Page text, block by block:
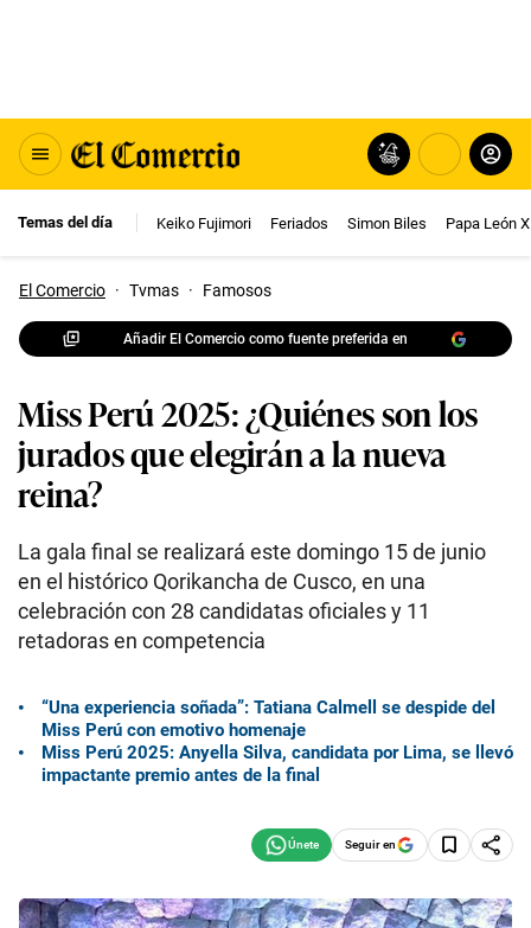
Temas del día Keiko Fujimori Feriados Simon Biles Papa León
El Comercio · Tvmas · Famosos
Añadir El Comercio como fuente preferida en
Miss Perú 2025: ¿Quiénes son los
jurados que elegirán a la nueva
reina?
La gala final se realizará este domingo 15 de junio
en el histórico Qorikancha de Cusco, en una
celebración con 28 candidatas oficiales y 11
retadoras en competencia
“Una experiencia soñada”: Tatiana Calmell se despide del
Miss Perú con emotivo homenaje
Miss Perú 2025: Anyella Silva, candidata por Lima, se llevó
impactante premio antes de la final
Seguir en